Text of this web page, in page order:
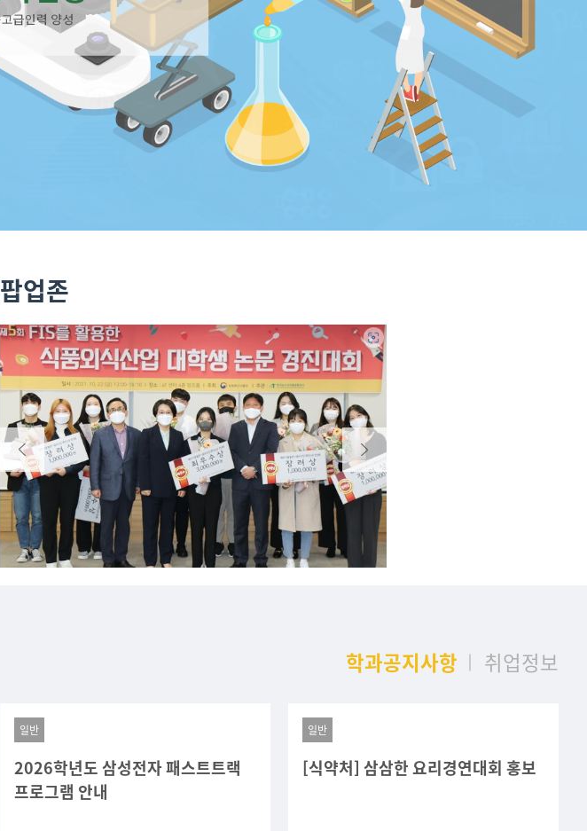
팝업존
학과공지사항 취업정보
일반
2026학년도 삼성전자 패스트트랙
프로그램 안내
일반
[식약처] 삼삼한 요리경연대회 홍보